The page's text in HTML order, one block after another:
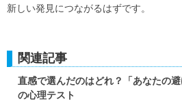
新しい発見につながるはずです。
関連記事
直感で選んだのはどれ？「あなたの
の心理テスト